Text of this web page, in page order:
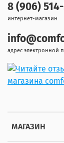
МАГАЗИН
8 (906)
интернет-магазин
адрес электронной